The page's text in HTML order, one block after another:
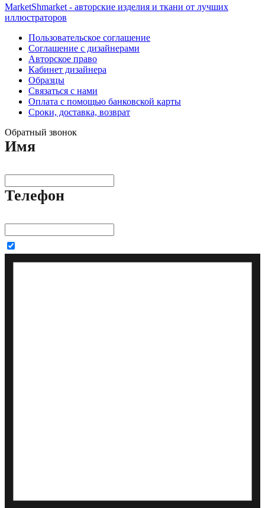
MarketShmarket - авторские изделия и ткани от лучших
иллюстраторов
Пользовательское соглашение
Соглашение с дизайнерами
Авторское право
Кабинет дизайнера
Образцы
Связаться с нами
Оплата с помощью банковской карты
Сроки, доставка, возврат
Обратный звонок
Имя
Телефон